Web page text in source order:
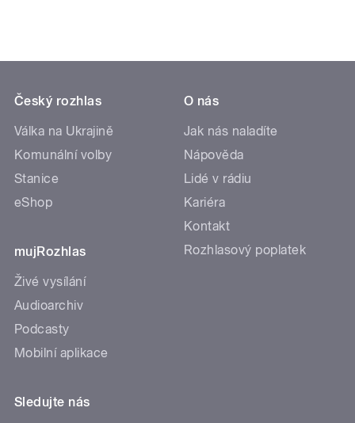
Český rozhlas
Válka na Ukrajině
Komunální volby
Stanice
eShop
mujRozhlas
Živé vysílání
Audioarchiv
Podcasty
Mobilní aplikace
O nás
Jak nás naladíte
Nápověda
Lidé v rádiu
Kariéra
Kontakt
Rozhlasový poplatek
Sledujte nás